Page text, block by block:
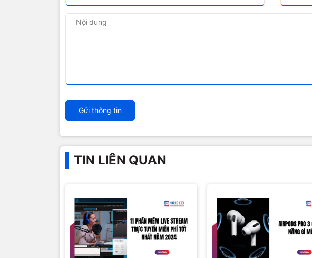
Gửi thông tin
TIN LIÊN QUAN